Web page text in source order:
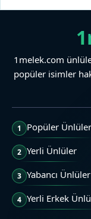
1melek.com
popüler isimler
1 Popüler Ünlüler
2 Yerli Ünlüler
3 Yabancı Ünlüler
4 Yerli Erkek